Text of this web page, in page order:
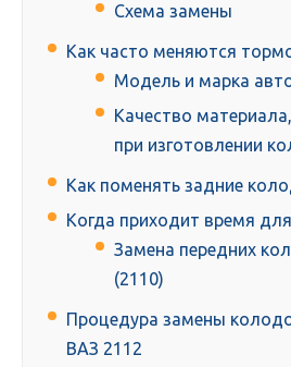
Схема замены
Как часто меняются
Модель и марка
Качество
при изготовлении
Как поменять задние
Когда приходит время
Замена передних
(2110)
Процедура замены
ВАЗ 2112